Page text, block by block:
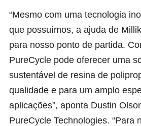
“Mesmo com uma tecnologia
que possuímos, a ajuda de
para nosso ponto de partida.
PureCycle pode oferecer uma
sustentável de resina de
qualidade e para um amplo
aplicações”, aponta Dustin
PureCycle Technologies. “Para